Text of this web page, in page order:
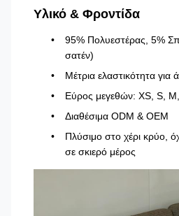
Υλικό & Φροντίδα
95% Πολυεστέρας, 5%
σατέν)
Μέτρια ελαστικότητα για
Εύρος μεγεθών: XS, S,
Διαθέσιμα ODM & OEM
Πλύσιμο στο χέρι κρύο,
σε σκιερό μέρος